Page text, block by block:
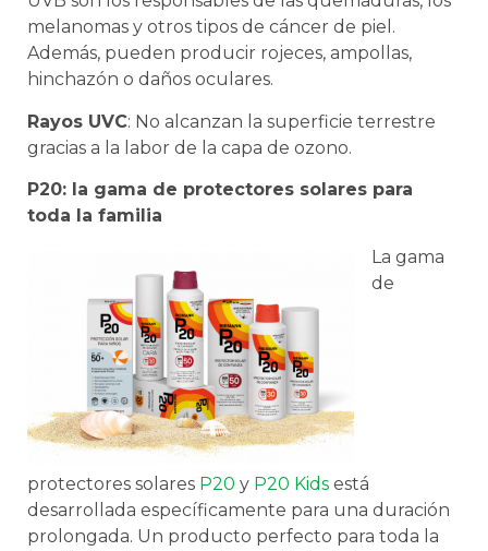
melanomas y otros tipos de cáncer de piel.
Además, pueden producir rojeces, ampollas,
hinchazón o daños oculares.
Rayos UVC: No alcanzan la superficie terrestre
gracias a la labor de la capa de ozono.
P20: la gama de protectores solares para
toda la familia
La gama
de
protectores solares P20 y P20 Kids está
desarrollada específicamente para una duración
prolongada. Un producto perfecto para toda la